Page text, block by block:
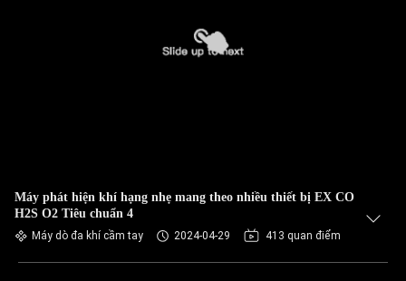
Máy phát hiện khí hạng nhẹ mang theo nhiều thiết bị EX CO
H2S O2 Tiêu chuẩn 4
Máy dò đa khí cầm tay 2024-04-29 413 quan điểm